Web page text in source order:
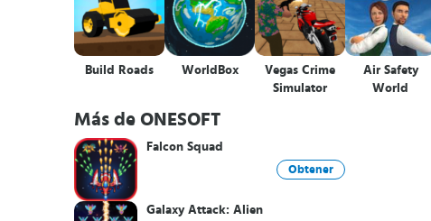
Build Roads WorldBox
Vegas Crime
Simulator
Air Safety
World
Más de ONESOFT
Falcon Squad
Obtener
Galaxy Attack: Alien